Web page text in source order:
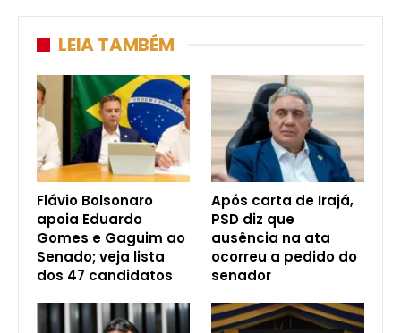
LEIA TAMBÉM
Flávio Bolsonaro
apoia Eduardo
Gomes e Gaguim ao
Senado; veja lista
dos 47 candidatos
Após carta de Irajá,
PSD diz que
ausência na ata
ocorreu a pedido do
senador